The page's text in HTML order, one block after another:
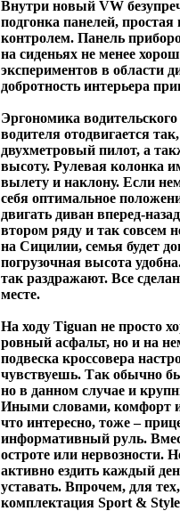
Внутри новый VW
подгонка панелей,
контролем. Панель
на сиденьях не менее
экспериментов в области
добротность интерьера
Эргономика
водителя отодвигается
двухметровый пилот, а
высоту. Рулевая колонка
вылету и наклону. Если
себя оптимальное
двигать диван вперед-
втором ряду и так совсем
на Сицилии, семья будет
погрузочная высота
так раздражают. Все
месте.
На ходу Tiguan не просто
ровный асфальт, но и на
подвеска кроссовера
чувствуешь. Так обычно
но в данном случае и
Иными словами, комфорт и
что интересно, тоже –
информативный руль.
остроте или нервозности.
активно ездить каждый
уставать. Впрочем, для
комплектация Sport &